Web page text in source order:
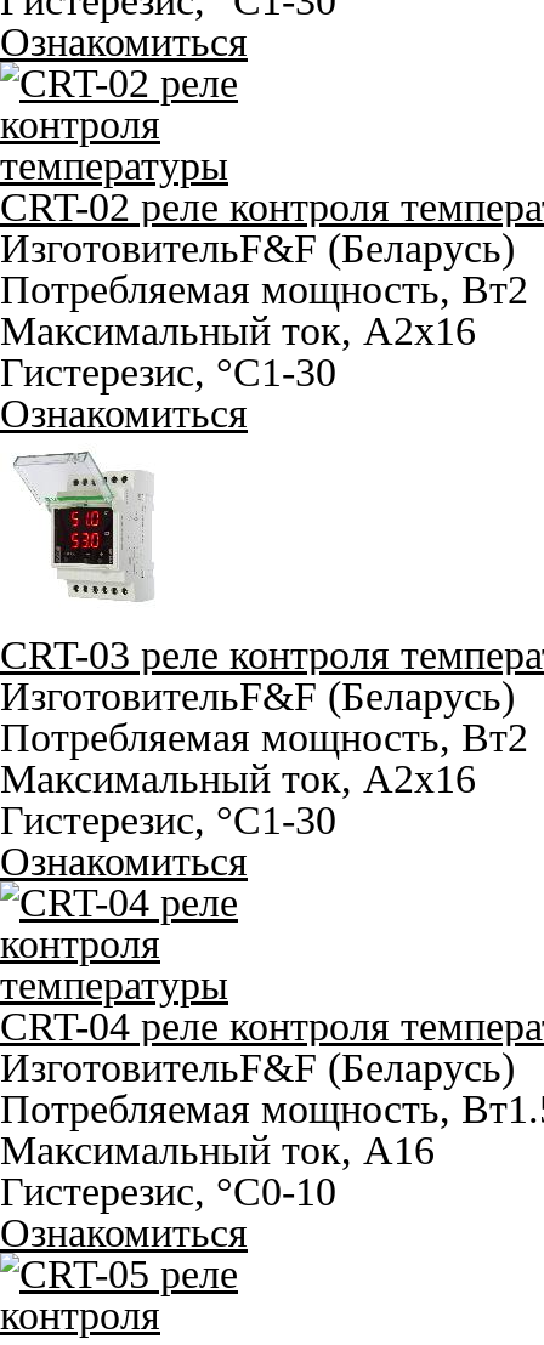
Ознакомиться
CRT-02 реле контроля
ИзготовительF&F (Беларусь)
Потребляемая мощность, Вт2
Максимальный ток, A2х16
Гистерезис, °С1-30
Ознакомиться
CRT-03 реле контроля
ИзготовительF&F (Беларусь)
Потребляемая мощность, Вт2
Максимальный ток, A2х16
Гистерезис, °С1-30
Ознакомиться
CRT-04 реле контроля
ИзготовительF&F (Беларусь)
Потребляемая мощность, Вт
Максимальный ток, A16
Гистерезис, °С0-10
Ознакомиться